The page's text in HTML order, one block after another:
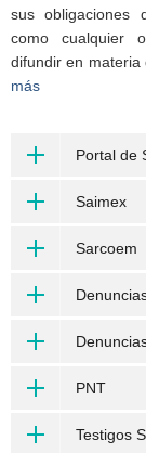
sus obligaciones
como cualquier
difundir en materia
más
Portal de
Saimex
Sarcoem
PNT
Testigos